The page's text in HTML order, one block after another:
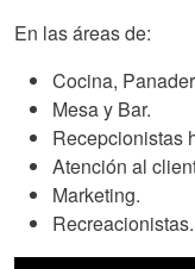
En las áreas de:
Cocina,
Mesa y Bar.
Recepcionistas
Atención al
Marketing.
Recreacionistas.